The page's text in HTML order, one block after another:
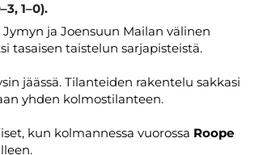
1–0).
ja Joensuun Mailan välinen
tasaisen taistelun sarjapisteistä.
jäässä. Tilanteiden rakentelu sakkasi
yhden kolmostilanteen.
kun kolmannessa vuorossa Roope